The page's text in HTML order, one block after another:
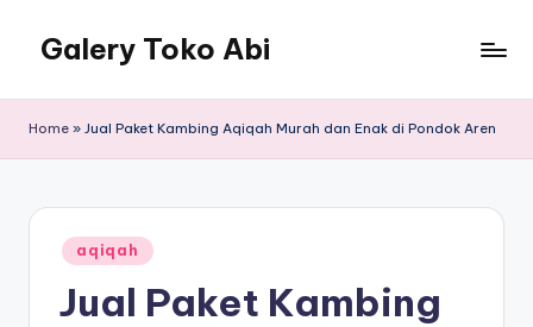
Galery Toko Abi
Home » Jual Paket Kambing Aqiqah Murah dan Enak di Pondok Aren
Posted
in
aqiqah
Jual Paket Kambing